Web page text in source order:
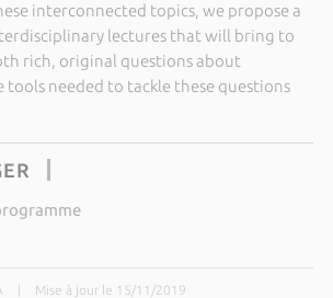
interconnected topics, we propose a
lectures that will bring to
rich, original questions about
needed to tackle these questions
Mise à jour le 15/11/2019